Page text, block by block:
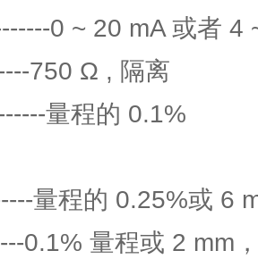
0 ~ 20 mA 或者 4
750 Ω , 隔离
量程的 0.1%
量程的 0.25%或 6
0.1% 量程或 2 mm